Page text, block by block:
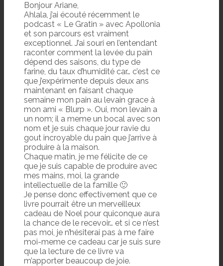
Bonjour Ariane,
Ahlala, j’ai écouté récemment le
podcast « Le Gratin » avec Apollonia
et son parcours est vraiment
exceptionnel. J’ai souri en l’entendant
raconter comment la levée du pain
dépend des saisons, du type de
farine, du taux d’humidité car… c’est ce
que j’expérimente depuis deux ans
maintenant en faisant chaque
semaine mon pain au levain grace à
mon ami « Blurp ». Oui, mon levain a
un nom; il a meme un bocal avec son
nom et je suis chaque jour ravie du
gout incroyable du pain que j’arrive à
produire à la maison.
Chaque matin, je me félicite de ce
que je suis capable de produire avec
mes mains, moi, la grande
intellectuelle de la famille 🙂
Je pense donc effectivement que ce
livre pourrait être un merveilleux
cadeau de Noel pour quiconque aura
la chance de le recevoir… et si ce n’est
pas moi, je n’hésiterai pas à me faire
moi-meme ce cadeau car je suis sure
que la lecture de ce livre va
m’apporter beaucoup de joie.